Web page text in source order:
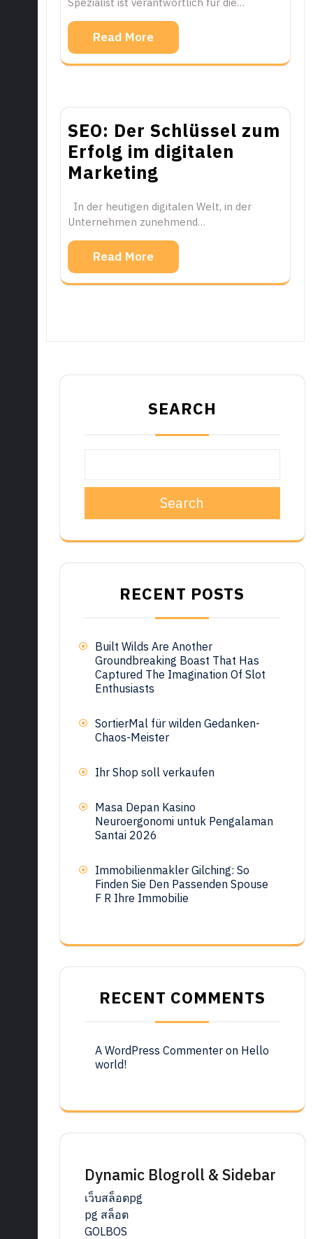
Read More
SEO: Der Schlüssel zum
Erfolg im digitalen
Marketing
In der heutigen digitalen Welt, in der
Unternehmen zunehmend…
Read More
SEARCH
Search
RECENT POSTS
Built Wilds Are Another
Groundbreaking Boast That Has
Captured The Imagination Of Slot
Enthusiasts
SortierMal für wilden Gedanken-
Chaos-Meister
Ihr Shop soll verkaufen
Masa Depan Kasino
Neuroergonomi untuk Pengalaman
Santai 2026
Immobilienmakler Gilching: So
Finden Sie Den Passenden Spouse
F R Ihre Immobilie
RECENT COMMENTS
A WordPress Commenteron Hello
world!
Dynamic Blogroll & Sidebar
เว็บสล็อตpg
pg สล็อต
GOLBOS